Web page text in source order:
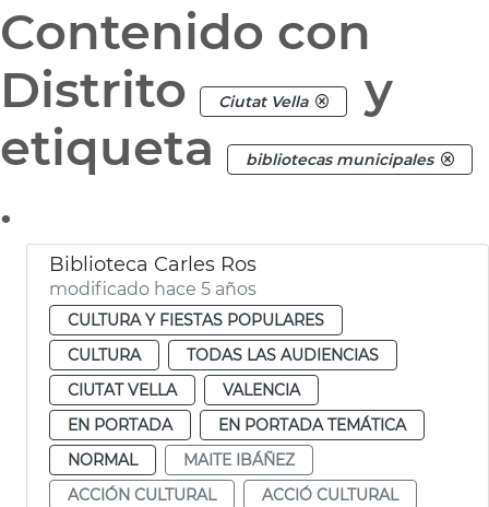
Contenido con
Distrito
Ciutat Vella
y
etiqueta
bibliotecas municipales
.
Biblioteca Carles Ros
modificado hace 5 años
CULTURA Y FIESTAS POPULARES
CULTURA
TODAS LAS AUDIENCIAS
CIUTAT VELLA
VALENCIA
EN PORTADA
EN PORTADA TEMÁTICA
NORMAL
MAITE IBÁÑEZ
ACCIÓN CULTURAL
ACCIÓ CULTURAL